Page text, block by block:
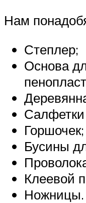
Нам
Степлер;
Основа
Салфетки
Горшочек;
Бусины
Клеевой
Ножницы.